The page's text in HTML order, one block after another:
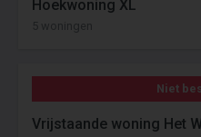
Hoekwoning XL
5 woningen
Niet
Vrijstaande woning Het